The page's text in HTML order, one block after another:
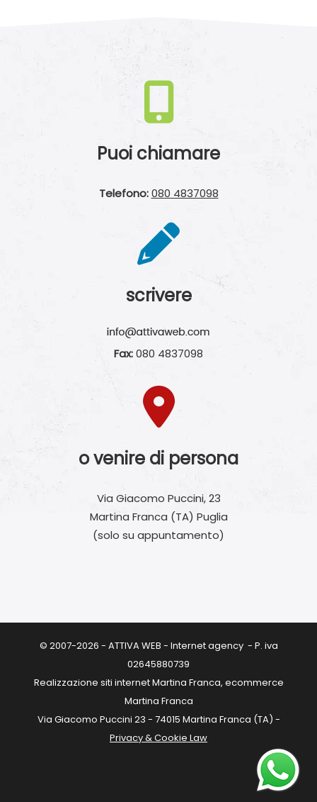
Puoi chiamare
Telefono: 080 4837098
scrivere
Fax:080 4837098
o venire di persona
Via Giacomo Puccini, 23
Martina Franca (TA) Puglia
(solo su appuntamento)
© 2007-2026 - ATTIVA WEB - Internet agency - P. iva
02645880739
Realizzazione siti internet Martina Franca, ecommerce
Martina Franca
Via Giacomo Puccini 23 - 74015 Martina Franca (TA) -
Privacy & Cookie Law